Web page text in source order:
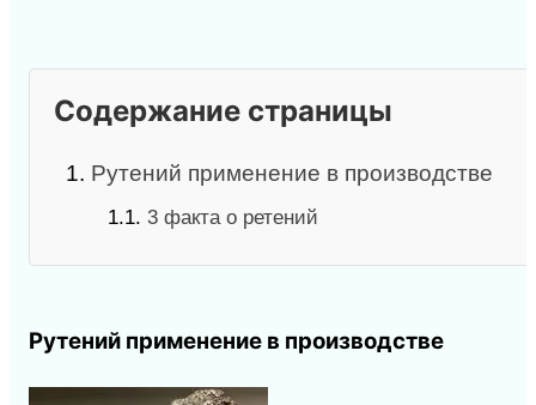
Содержание страницы
1. Рутений применение в производстве
1.1. 3 факта о ретений
Рутений применение в производстве